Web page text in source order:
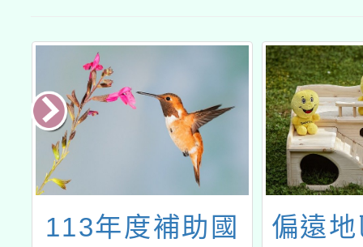
偏遠地區及非山
2026